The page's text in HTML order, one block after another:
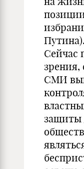
Путина).
Сейчас
зрения,
СМИ
защиты